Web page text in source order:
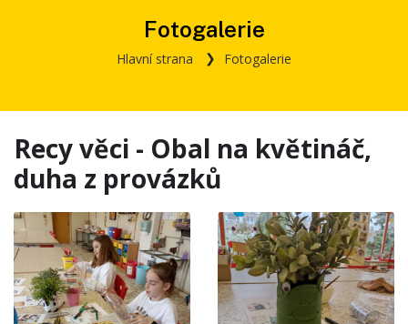
Fotogalerie
Hlavní strana Fotogalerie
Recy věci - Obal na květináč,
duha z provázků